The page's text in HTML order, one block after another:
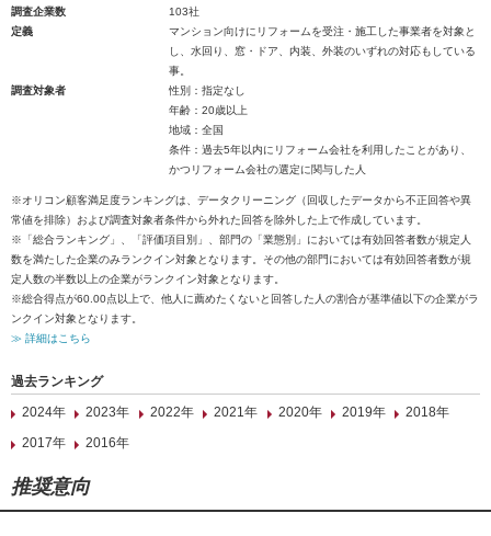
調査企業数
103社
定義
マンション向けにリフォームを受注・施工した事業者を対象と
し、水回り、窓・ドア、内装、外装のいずれの対応もしている
事。
調査対象者
性別：指定なし
年齢：20歳以上
地域：全国
条件：過去5年以内にリフォーム会社を利用したことがあり、
かつリフォーム会社の選定に関与した人
※オリコン顧客満足度ランキングは、データクリーニング（回収したデータから不正回答や異
常値を排除）および調査対象者条件から外れた回答を除外した上で作成しています。
※「総合ランキング」、「評価項目別」、部門の「業態別」においては有効回答者数が規定人
数を満たした企業のみランクイン対象となります。その他の部門においては有効回答者数が規
定人数の半数以上の企業がランクイン対象となります。
※総合得点が60.00点以上で、他人に薦めたくないと回答した人の割合が基準値以下の企業がラ
ンクイン対象となります。
≫ 詳細はこちら
過去ランキング
2024年
2023年 2022年 2021年 2020年 2019年
2018年
2017年
2016年
推奨意向